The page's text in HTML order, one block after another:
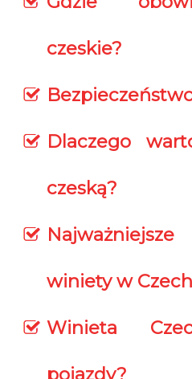
czeskie?
Dlaczego
czeską?
winiety w
Winieta
pojazdy?